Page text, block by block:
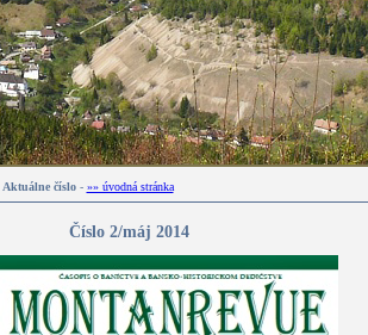
Aktuálne číslo- »» úvodná stránka
Číslo 2/máj 2014